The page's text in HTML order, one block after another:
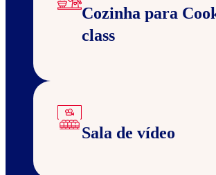
Cozinha para
class
Sala de vídeo